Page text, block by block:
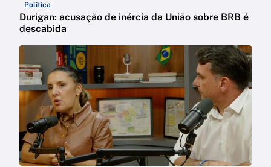
Política
Durigan: acusação de inércia da União sobre BRB é
descabida